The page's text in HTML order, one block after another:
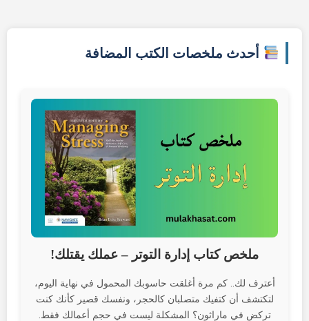
أحدث ملخصات الكتب المضافة
ملخص كتاب إدارة التوتر – عملك يقتلك!
أعترف لك.. كم مرة أغلقت حاسوبك المحمول في نهاية اليوم،
لتكتشف أن كتفيك متصلبان كالحجر، ونفسك قصير كأنك كنت
تركض في ماراثون؟ المشكلة ليست في حجم أعمالك فقط.